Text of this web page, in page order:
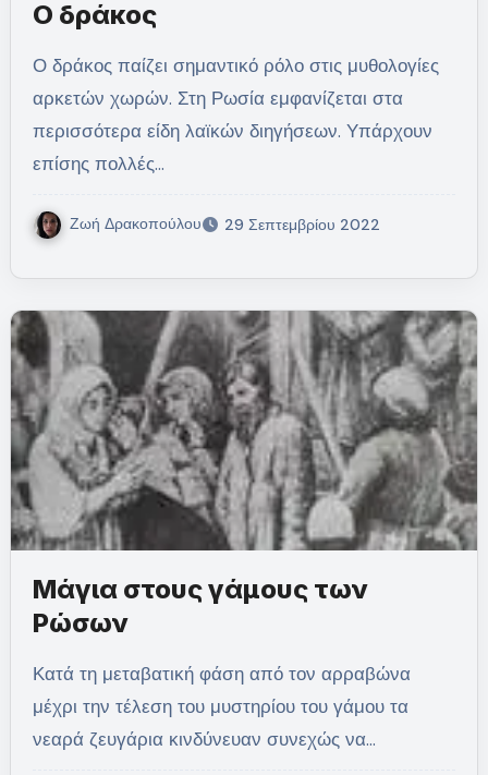
Ο δράκος
Ο δράκος παίζει σημαντικό ρόλο στις μυθολογίες
αρκετών χωρών. Στη Ρωσία εμφανίζεται στα
περισσότερα είδη λαϊκών διηγήσεων. Υπάρχουν
επίσης πολλές…
Ζωή Δρακοπούλου 29 Σεπτεμβρίου 2022
Μάγια στους γάμους των
Ρώσων
Κατά τη μεταβατική φάση από τον αρραβώνα
μέχρι την τέλεση του μυστηρίου του γάμου τα
νεαρά ζευγάρια κινδύνευαν συνεχώς να…